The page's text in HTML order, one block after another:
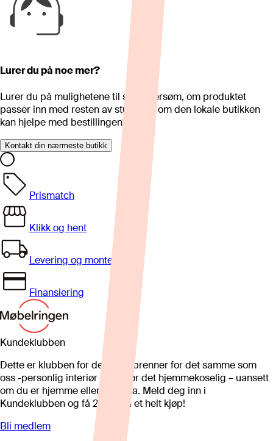
Lurer du på noe mer?
Lurer du på mulighetene til skreddersøm, om produktet
passer inn med resten av stua eller om den lokale butikken
kan hjelpe med bestillingen?
Kontakt din nærmeste butikk
Prismatch
Klikk og hent
Levering og montering
Finansiering
Kundeklubben
Dette er klubben for deg som brenner for det samme som
oss -personlig interiør som gjør det hjemmekoselig – uansett
om du er hjemme eller på hytta. Meld deg inn i
Kundeklubben og få 25%* på et helt kjøp!
Bli medlem